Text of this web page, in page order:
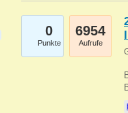
0
Punkte
6954
Aufrufe